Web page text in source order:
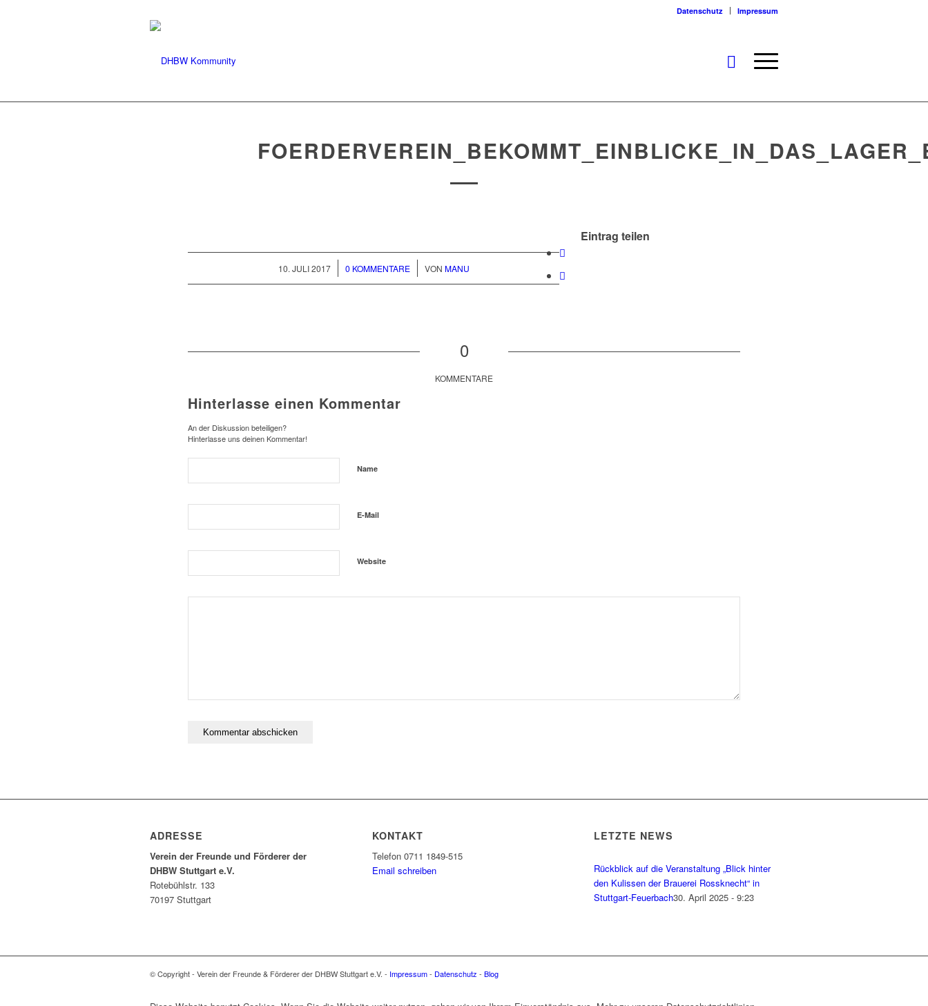
Datenschutz Impressum
10. JULI 2017
/ 0 KOMMENTARE
/ VON MANU
Eintrag teilen
0
KOMMENTARE
Hinterlasse einen Kommentar
An der Diskussion beteiligen?
Hinterlasse uns deinen Kommentar!
Name
E-Mail
Website
ADRESSE
Verein der Freunde und Förderer der
DHBW Stuttgart e.V.
Rotebühlstr. 133
70197 Stuttgart
KONTAKT
Telefon 0711 1849-515
Email schreiben
LETZTE NEWS
Rückblick auf die Veranstaltung „Blick hinter
den Kulissen der Brauerei Rossknecht“ in
Stuttgart-Feuerbach30. April 2025 - 9:23
© Copyright - Verein der Freunde & Förderer der DHBW Stuttgart e.V. - Impressum- Datenschutz - Blog